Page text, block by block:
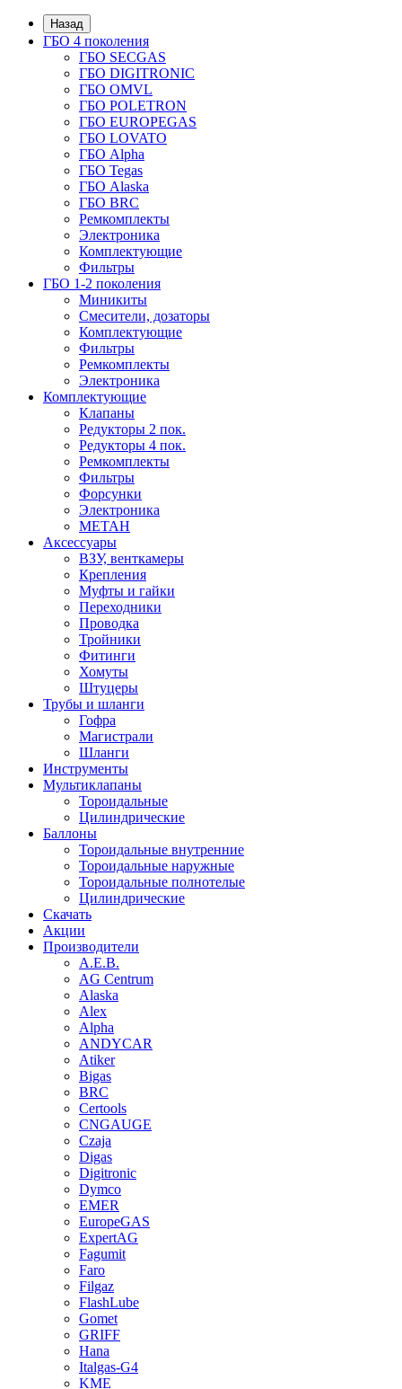
Назад
ГБО 4 поколения
ГБО SECGAS
ГБО DIGITRONIC
ГБО OMVL
ГБО POLETRON
ГБО EUROPEGAS
ГБО LOVATO
ГБО Alpha
ГБО Tegas
ГБО Alaska
ГБО BRC
Ремкомплекты
Электроника
Комплектующие
Фильтры
ГБО 1-2 поколения
Миникиты
Смесители, дозаторы
Комплектующие
Фильтры
Ремкомплекты
Электроника
Комплектующие
Клапаны
Редукторы 2 пок.
Редукторы 4 пок.
Ремкомплекты
Фильтры
Форсунки
Электроника
МЕТАН
Аксессуары
ВЗУ, венткамеры
Крепления
Муфты и гайки
Переходники
Проводка
Тройники
Фитинги
Хомуты
Штуцеры
Трубы и шланги
Гофра
Магистрали
Шланги
Инструменты
Мультиклапаны
Тороидальные
Цилиндрические
Баллоны
Тороидальные внутренние
Тороидальные наружные
Тороидальные полнотелые
Цилиндрические
Скачать
Акции
Производители
A.E.B.
AG Centrum
Alaska
Alex
Alpha
ANDYCAR
Atiker
Bigas
BRC
Certools
CNGAUGE
Czaja
Digas
Digitronic
Dymco
EMER
EuropeGAS
ExpertAG
Fagumit
Faro
Filgaz
FlashLube
Gomet
GRIFF
Hana
Italgas-G4
KME